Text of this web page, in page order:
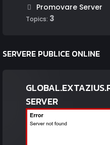
Promovare Server
Topics: 3
SERVERE PUBLICE ONLINE
SERVER